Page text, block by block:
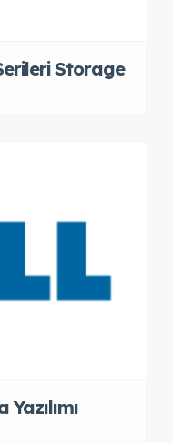
Storage